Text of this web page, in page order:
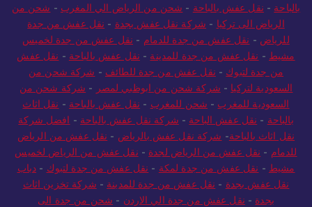
بالباحة - نقل عفش بالباحة - شحن من الرياض الي المغرب - شحن من
الرياض الى تركيا - شركة نقل عفش بجدة - نقل عفش من جدة
للرياض - نقل عفش من جدة للدمام - نقل عفش من جدة لخميس
مشيط - نقل عفش من جدة للمدينة - نقل عفش بالباحة - نقل عفش
من جدة لتبوك - نقل عفش من جدة للطائف - شركة شحن من
السعودية لتركيا - شركة شحن من ابوظبي لمصر - شركة شحن من
السعودية للمغرب - شحن للمغرب - نقل عفش بالباحة - نقل اثاث
بالباحة - نقل عفش الباحة - شركة نقل عفش بالباحة - افضل شركة
نقل اثاث بالباحة- شركة نقل عفش بالرياض - نقل عفش من الرياض
للدمام - نقل عفش من الرياض لجدة - نقل عفش من الرياض لخميس
مشيط - نقل عفش من جدة لمكة - نقل عفش من جدة لتبوك - دباب
نقل عفش بجدة - نقل عفش من جدة للمدينة - شركة تخزين اثاث
بجدة - نقل عفش من جدة الي الاردن - شحن من جدة الى